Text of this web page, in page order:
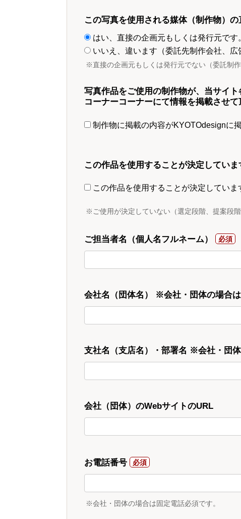
この写真を使用される媒体（制作物）
はい、直接の企画元もしくは発行元です
いいえ、違います（委託先制作会社、広
※直接の企画元もしくは発行元でない（委託制
写真作品をご使用の制作物が、当サイ
コーナーコーナーにて情報を掲載させて
制作物に掲載の内容がKYOTOdesignに
この作品を使用することが決定していま
この作品を使用することが決定していま
※ご使用が決定していない（選定段階、提案段
ご担当者名（個人名フルネーム）
会社名（団体名） ※会社・団体の場合は
支社名（支店名）・部署名 ※会社・団体
会社（団体）のWebサイトのURL
お電話番号
※会社・団体の場合は固定電話必須です。